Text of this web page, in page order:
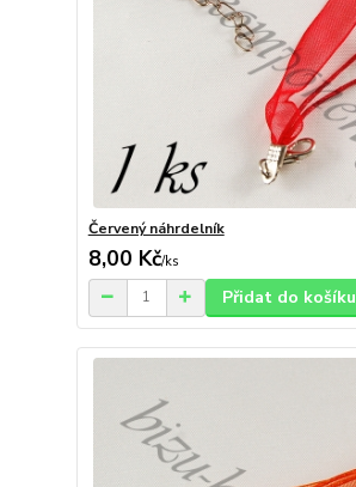
Červený náhrdelník
8,00 Kč/ks
Přidat do košíku